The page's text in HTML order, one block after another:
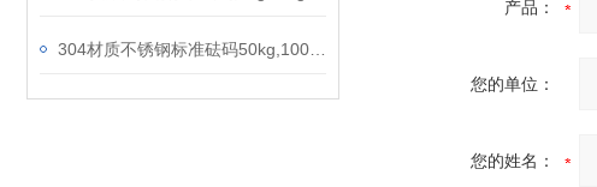
产品：
您的单位：
您的姓名：